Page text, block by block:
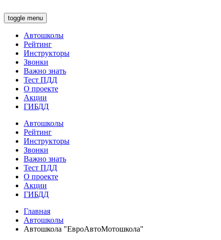
toggle menu
Автошколы
Рейтинг
Инструкторы
Звонки
Важно знать
Тест ПДД
О проекте
Акции
ГИБДД
Автошколы
Рейтинг
Инструкторы
Звонки
Важно знать
Тест ПДД
О проекте
Акции
ГИБДД
Главная
Автошколы
Автошкола "ЕвроАвтоМотошкола"